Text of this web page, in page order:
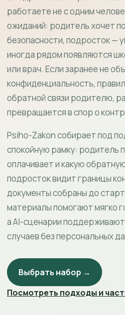
работаете не с одним
ожиданий: родитель хочет
безопасности, подросток —
иногда рядом появляются
или врач. Если заранее не
конфиденциальность,
обратной связи родителю,
превращается в спор о
Psiho-Zakon собирает под
спокойную рамку: родитель
оплачивает и какую
подросток видит границы
документы собраны до
материалы помогают мягко
а AI-сценарии
случаев без персональных
Выбрать набор →
Посмотреть подходы и